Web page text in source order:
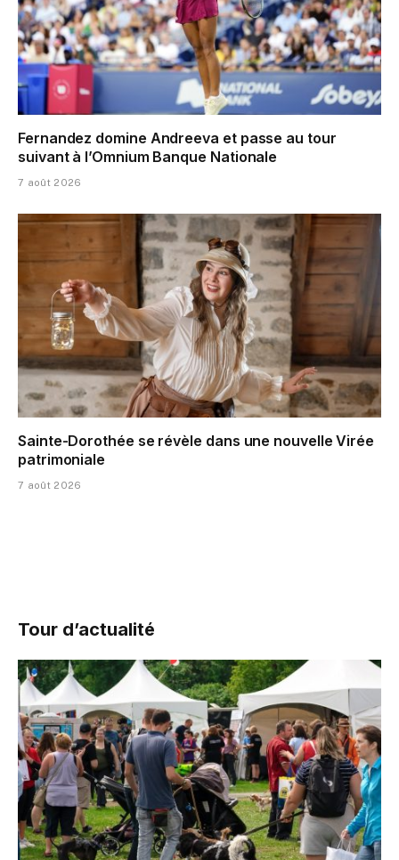
Fernandez domine Andreeva et passe au tour
suivant à l’Omnium Banque Nationale
7 août 2026
Sainte-Dorothée se révèle dans une nouvelle Virée
patrimoniale
7 août 2026
Tour d’actualité